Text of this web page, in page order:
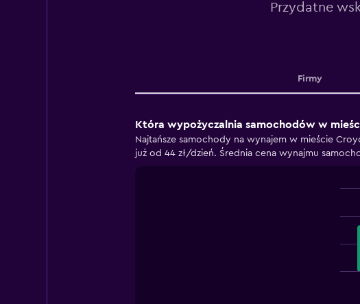
Przydatne
Firmy
Która wypożyczalnia samochodów w
Najtańsze samochody na wynajem w mieście
już od 44 zł/dzień. Średnia cena wynajmu
bars.
The